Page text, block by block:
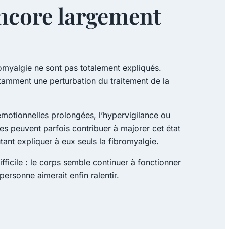
largement
ne sont pas totalement expliqués.
une perturbation du traitement de la
prolongées, l’hypervigilance ou
peuvent parfois contribuer à majorer cet état
expliquer à eux seuls la fibromyalgie.
: le corps semble continuer à fonctionner
aimerait enfin ralentir.